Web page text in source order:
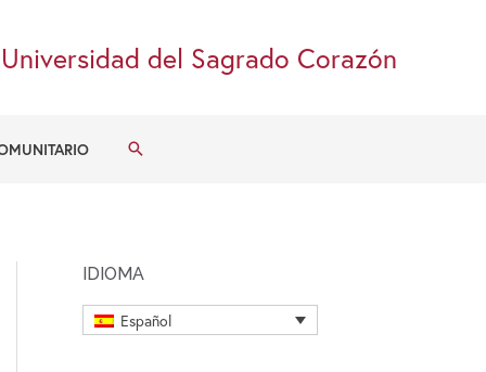
Universidad del Sagrado Corazón
Buscar
IDIOMA
Español